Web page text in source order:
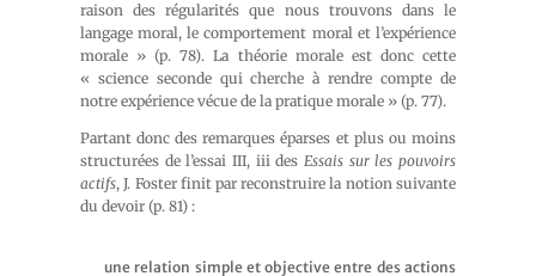
raison des régularités que nous trouvons dans le
langage moral, le comportement moral et l’expérience
morale » (p. 78). La théorie morale est donc cette
« science seconde qui cherche à rendre compte de
notre expérience vécue de la pratique morale » (p. 77).
Partant donc des remarques éparses et plus ou moins
structurées de l’essai III, iii des Essais sur les pouvoirs
actifs, J. Foster finit par reconstruire la notion suivante
du devoir (p. 81) :
une relation simple et objective entre des actions